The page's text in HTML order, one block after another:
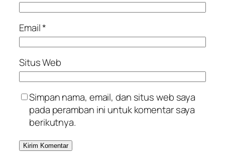
Email*
Situs Web
Simpan nama, email, dan situs web saya
pada peramban ini untuk komentar saya
berikutnya.